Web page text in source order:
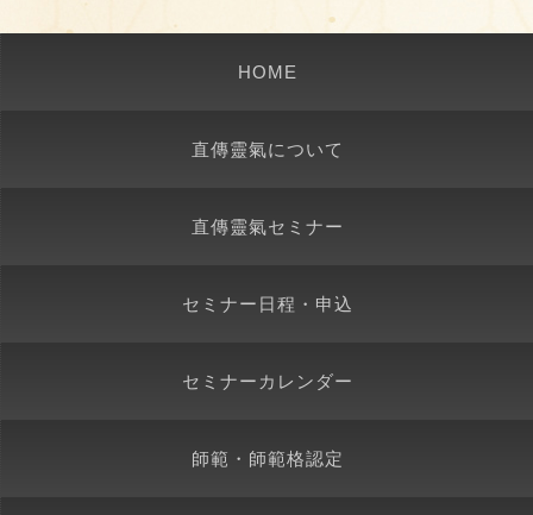
HOME
直傳靈氣について
直傳靈氣セミナー
セミナー日程・申込
セミナーカレンダー
師範・師範格認定